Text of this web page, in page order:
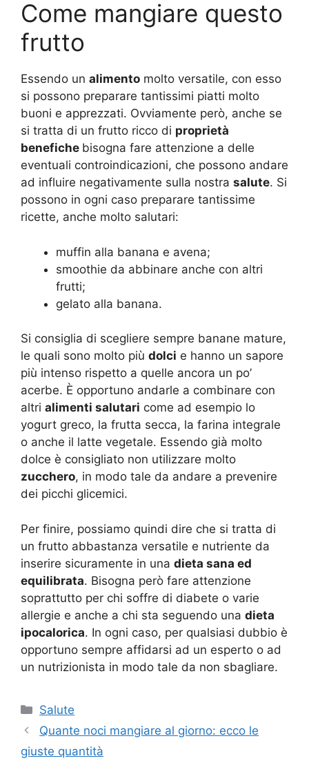
Come mangiare questo
frutto
Essendo un alimento molto versatile, con esso
si possono preparare tantissimi piatti molto
buoni e apprezzati. Ovviamente però, anche se
si tratta di un frutto ricco di proprietà
benefiche bisogna fare attenzione a delle
eventuali controindicazioni, che possono andare
ad influire negativamente sulla nostra salute. Si
possono in ogni caso preparare tantissime
ricette, anche molto salutari:
muffin alla banana e avena;
smoothie da abbinare anche con altri
frutti;
gelato alla banana.
Si consiglia di scegliere sempre banane mature,
le quali sono molto più dolci e hanno un sapore
più intenso rispetto a quelle ancora un po’
acerbe. È opportuno andarle a combinare con
altri alimenti salutari come ad esempio lo
yogurt greco, la frutta secca, la farina integrale
o anche il latte vegetale. Essendo già molto
dolce è consigliato non utilizzare molto
zucchero, in modo tale da andare a prevenire
dei picchi glicemici.
Per finire, possiamo quindi dire che si tratta di
un frutto abbastanza versatile e nutriente da
inserire sicuramente in una dieta sana ed
equilibrata. Bisogna però fare attenzione
soprattutto per chi soffre di diabete o varie
allergie e anche a chi sta seguendo una dieta
ipocalorica. In ogni caso, per qualsiasi dubbio è
opportuno sempre affidarsi ad un esperto o ad
un nutrizionista in modo tale da non sbagliare.
Categorie
Salute
Quante noci mangiare al giorno: ecco le
giuste quantità